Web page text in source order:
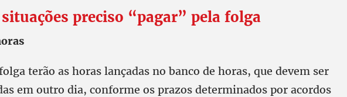
preciso “pagar” pela folga
terão as horas lançadas no banco de horas, que devem ser
em outro dia, conforme os prazos determinados por acordos